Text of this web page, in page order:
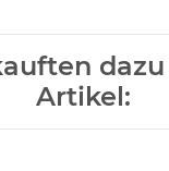
Artikel: